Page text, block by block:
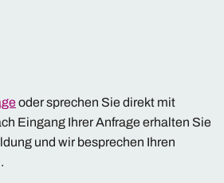
oder sprechen Sie direkt mit
Eingang Ihrer Anfrage erhalten Sie
und wir besprechen Ihren